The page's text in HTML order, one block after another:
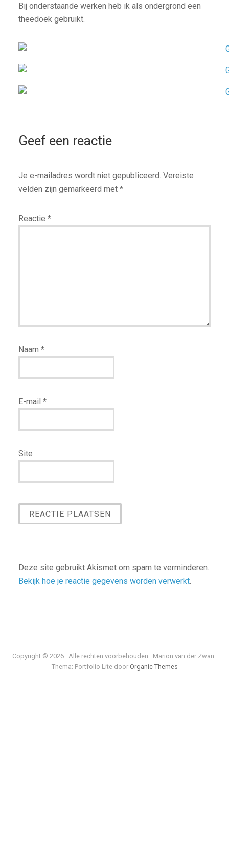
Bij onderstaande werken heb ik als ondergrond een
theedoek gebruikt.
Geef een reactie
Je e-mailadres wordt niet gepubliceerd. Vereiste
velden zijn gemarkeerd met *
Reactie *
Naam *
E-mail *
Site
Deze site gebruikt Akismet om spam te verminderen.
Bekijk hoe je reactie gegevens worden verwerkt
Copyright © 2026 · Alle rechten voorbehouden · Marion van der Zwan ·
Thema: Portfolio Lite door Organic Themes